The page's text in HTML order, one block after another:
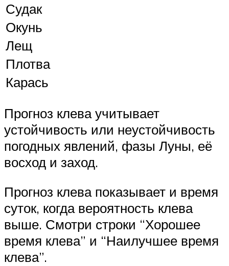
Судак
Окунь
Лещ
Плотва
Карась
Прогноз клева учитывает
устойчивость или неустойчивость
погодных явлений, фазы Луны, её
восход и заход.
Прогноз клева показывает и время
суток, когда вероятность клева
выше. Смотри строки “Хорошее
время клева” и “Наилучшее время
клева”.